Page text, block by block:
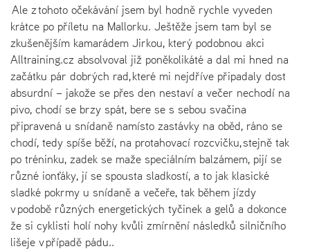
Ale z tohoto očekávání jsem byl hodně rychle vyveden
krátce po příletu na Mallorku. Ještěže jsem tam byl se
zkušenějším kamarádem Jirkou, který podobnou akci
Alltraining.cz absolvoval již poněkolikáté a dal mi hned na
začátku pár dobrých rad, které mi nejdříve připadaly dost
absurdní – jakože se přes den nestaví a večer nechodí na
pivo, chodí se brzy spát, bere se s sebou svačina
připravená u snídaně namísto zastávky na oběd, ráno se
chodí, tedy spíše běží, na protahovací rozcvičku, stejně tak
po tréninku, zadek se maže speciálním balzámem, pijí se
různé ionťáky, jí se spousta sladkostí, a to jak klasické
sladké pokrmy u snídaně a večeře, tak během jízdy
v podobě různých energetických tyčinek a gelů a dokonce
že si cyklisti holí nohy kvůli zmírnění následků silničního
lišeje v případě pádu..